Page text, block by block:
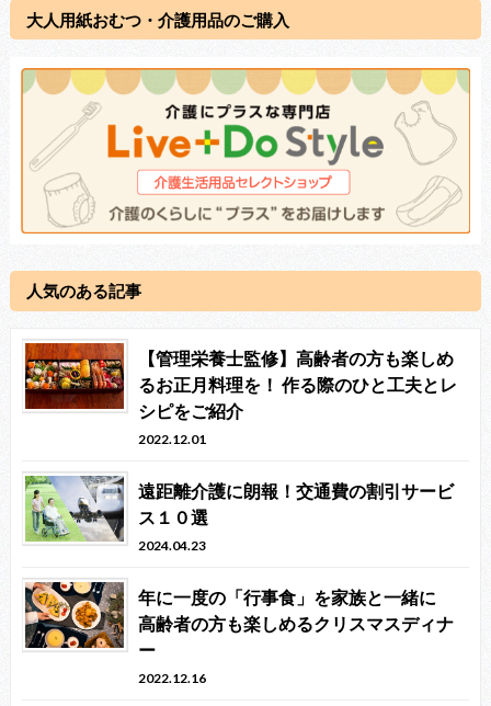
大人用紙おむつ・介護用品のご購入
人気のある記事
【管理栄養士監修】高齢者の方も楽しめ
るお正月料理を！ 作る際のひと工夫とレ
シピをご紹介
2022.12.01
遠距離介護に朗報！交通費の割引サービ
ス１０選
2024.04.23
年に一度の「行事食」を家族と一緒に
高齢者の方も楽しめるクリスマスディナ
ー
2022.12.16